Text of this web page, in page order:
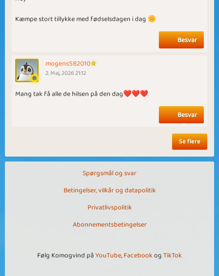
Kæmpe stort tillykke med fødselsdagen i dag 🌼
Besvar
mogens582010
2. Maj, 2026 21:12
Mang tak få alle de hilsen på den dag❤️❤️❤️
Besvar
Se flere
Spørgsmål og svar
Betingelser, vilkår og datapolitik
Privatlivspolitik
Abonnementsbetingelser
Følg Komogvind påYouTube,FacebookogTikTok